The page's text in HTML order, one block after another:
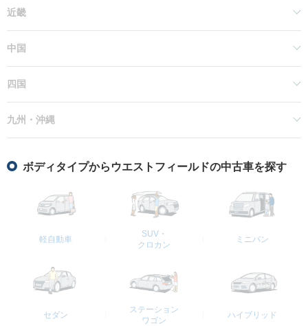
近畿
中国
四国
九州・沖縄
ボディタイプからウエストフィールドの中古車を探す
軽自動車
SUV・
クロカン
ミニバン
セダン
ステーション
ワゴン
ハイブリッド